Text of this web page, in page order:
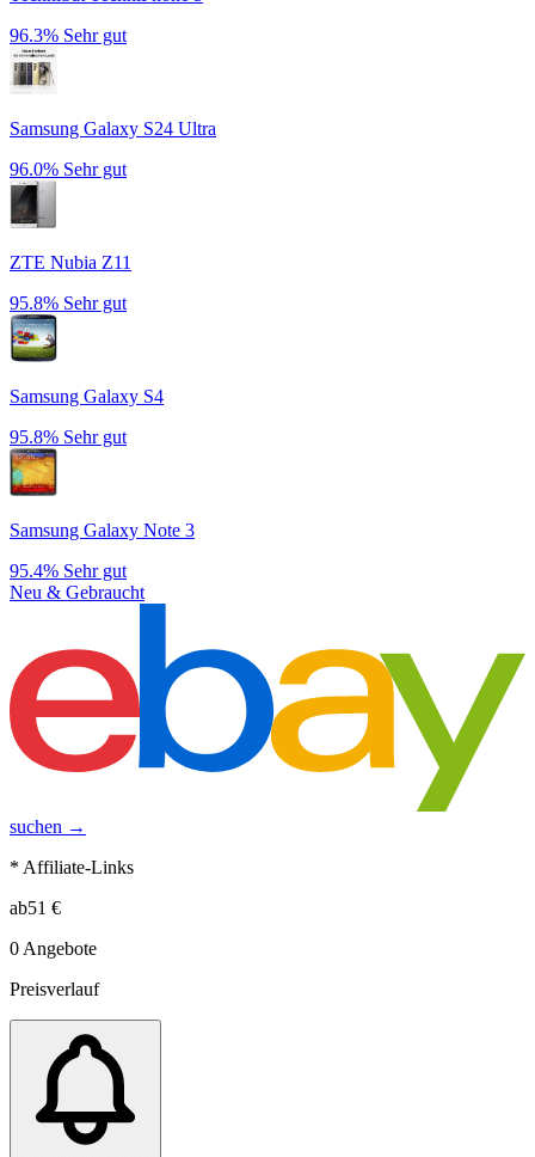
96.3% Sehr gut
Samsung Galaxy S24 Ultra
96.0% Sehr gut
ZTE Nubia Z11
95.8% Sehr gut
Samsung Galaxy S4
95.8% Sehr gut
Samsung Galaxy Note 3
95.4% Sehr gut
Neu & Gebraucht
suchen →
* Affiliate-Links
ab51 €
0 Angebote
Preisverlauf